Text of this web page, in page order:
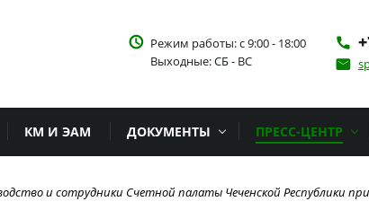
access_time Режим работы: с 9:00 - 18:00
Выходные: СБ - ВС
phone
email
КМ И ЭАМ ДОКУМЕНТЫ ПРЕСС-ЦЕНТР
и сотрудники Счетной палаты Чеченской Республики